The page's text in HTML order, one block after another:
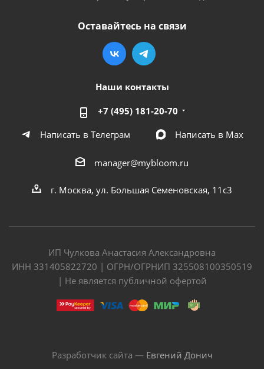
Оставайтесь на связи
Наши контакты
+7 (495) 181-20-70
Написать в Телеграм
Написать в Мах
manager@mybloom.ru
г. Москва, ул. Большая Семеновская, 11с3
ИП Чулкова Анастасия Александровна
ИНН 331405822720 | ОГРН/ОГРНИП 325508100350519
| Не является публичной офертой
Разработчик сайта — Евгений Донич